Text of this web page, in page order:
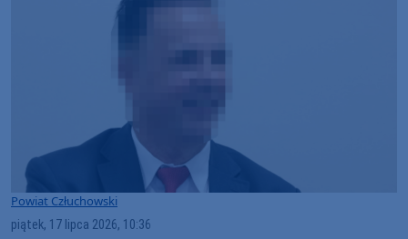
Powiat Człuchowski
piątek, 17 lipca 2026, 10:36